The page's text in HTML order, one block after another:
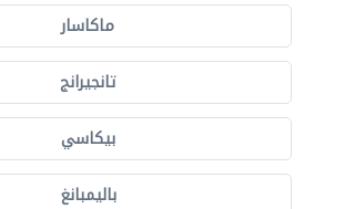
ماكاسار
تانجيرانج
بيكاسي
باليمبانغ